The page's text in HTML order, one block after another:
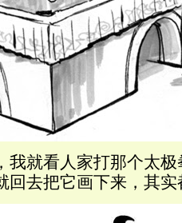
我就看人家打那个太
回去把它画下来，其